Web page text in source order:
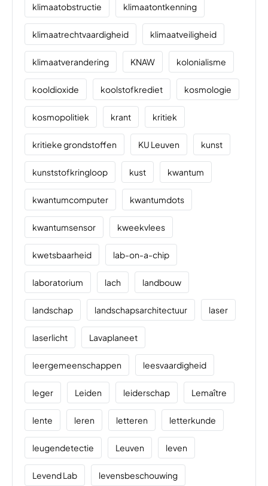
klimaatobstructie klimaatontkenning
klimaatrechtvaardigheid klimaatveiligheid
klimaatverandering KNAW kolonialisme
kooldioxide koolstofkrediet kosmologie
kosmopolitiek krant kritiek
kritieke grondstoffen KU Leuven kunst
kunststofkringloop kust kwantum
kwantumcomputer kwantumdots
kwantumsensor kweekvlees
kwetsbaarheid lab-on-a-chip
laboratorium lach landbouw
landschap landschapsarchitectuur laser
laserlicht Lavaplaneet
leergemeenschappen leesvaardigheid
leger Leiden leiderschap Lemaître
lente leren letteren letterkunde
leugendetectie Leuven leven
Levend Lab levensbeschouwing